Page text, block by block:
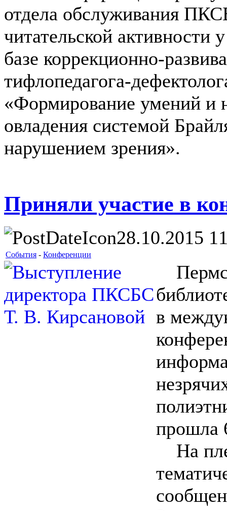
отдела обслуживания
читательской активности
базе коррекционно-
тифлопедагога-
«Формирование умений и
овладения системой
нарушением зрения».
Приняли участие в
28.10.2015
События - Конференции
в
прошла
На